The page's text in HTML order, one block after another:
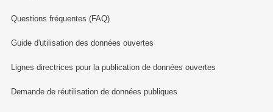
Questions fréquentes (FAQ)
Guide d'utilisation des données ouvertes
Lignes directrices pour la publication de données ouvertes
Demande de réutilisation de données publiques